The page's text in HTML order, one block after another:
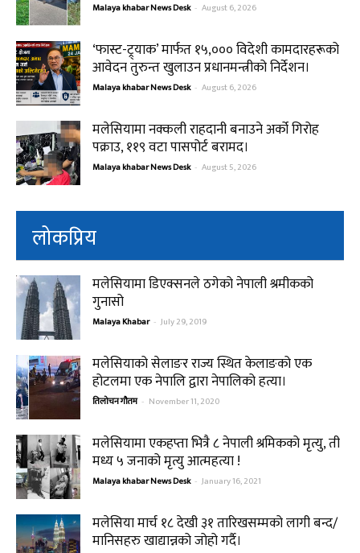
Malaya khabar News Desk - August 6, 2026
‘फास्ट-ट्र्याक’ मार्फत १५,००० विदेशी कामदारहरूको
आवेदन तुरुन्त खुलाउन प्रधानमन्त्रीको निर्देशन।
Malaya khabar News Desk - August 6, 2026
मलेसियामा नक्कली राहदानी बनाउने अर्को गिरोह
पक्राउ, ११९ वटा पासपोर्ट बरामद।
Malaya khabar News Desk - August 5, 2026
लोकप्रिय
मलेसियामा डिएक्सनले ठगेको नेपाली श्रमीकको
गुनासो
Malaya Khabar - July 29, 2019
मलेसियाको सेलाङर राज्य स्थित केलाङको एक
होटलमा एक नेपालि द्वारा नेपालिको हत्या।
तिलोचन गौतम - November 11, 2020
मलेसियामा एकहप्ता भित्रै ८ नेपाली श्रमिकको मृत्यु, ती
मध्य ५ जनाको मृत्यु आत्महत्या !
Malaya khabar News Desk - January 16, 2021
मलेसिया मार्च १८ देखी ३१ तारिखसम्मको लागी बन्द/
मानिसहरु खाद्यान्नको जोहो गर्दै।